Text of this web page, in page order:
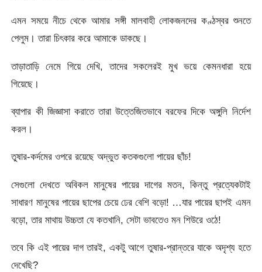
এমন সময়ে নীচে থেকে আমার সঙ্গী মালবাহী লোকজনদের কণ্ঠস্বর শুনতে
পেলুম। তারা চিৎকার করে আমাকে ডাকছে।
তাড়াতাড়ি নেমে গিয়ে দেখি, তাদের সকলেরই মুখ ভয়ে কেমনধারা হয়ে
গিয়েছে।
ব্যাপার কী জিজ্ঞাসা করাতে তারা উত্তেজিতভাবে বরফের দিকে অঙ্গুলি নির্দেশ
করল।
তুষার-কর্দমের ওপরে রয়েছে অদ্ভুত কতকগুলো পায়ের ছাঁচ!
সেগুলো দেখতে অবিকল মানুষের পায়ের দাগের মতন, কিন্তু প্রত্যেকটাই
সাধারণ মানুষের পায়ের ছাপের চেয়ে ঢের বেশি বড়ো! …যার পায়ের ছাপই এমন
বড়ো, তার মাথায় উচ্চতা যে কতখানি, সেটা ভাবতেও মন শিউরে ওঠে!
তবে কি এই পায়ের দাগ তারই, একটু আগে তুষার-প্রান্তরে যাকে অদৃশ্য হতে
দেখেছি?